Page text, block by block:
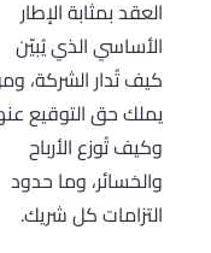
العقد بمثابة الإطار
الأساسي الذي يُبيّن
كيف تُدار الشركة،
يملك حق التوقيع
وكيف تُوزع الأرباح
والخسائر، وما حدود
التزامات كل شريك.